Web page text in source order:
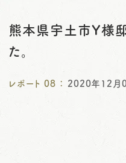
熊本県宇土市Y様邸
た。
レポート 08 ： 2020年12月